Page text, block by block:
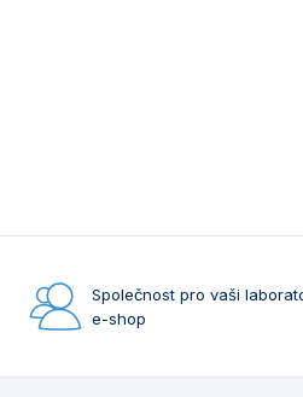
Společnost pro vaši
e-shop